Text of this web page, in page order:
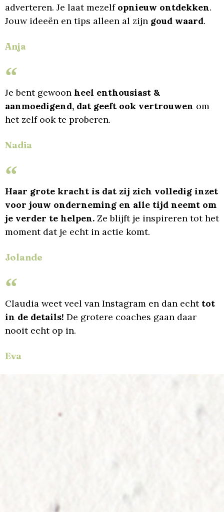
adverteren. Je laat mezelf opnieuw ontdekken.
Jouw ideeën en tips alleen al zijn goud waard.
Anja
Je bent gewoon heel enthousiast &
aanmoedigend, dat geeft ook vertrouwen om
het zelf ook te proberen.
Nadia
Haar grote kracht is dat zij zich volledig inzet
voor jouw onderneming en alle tijd neemt om
je verder te helpen. Ze blijft je inspireren tot het
moment dat je echt in actie komt.
Jolande
Claudia weet veel van Instagram en dan echt tot
in de details! De grotere coaches gaan daar
nooit echt op in.
Eva